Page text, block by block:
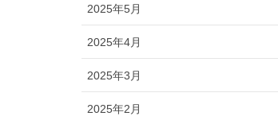
2025年5月
2025年4月
2025年3月
2025年2月